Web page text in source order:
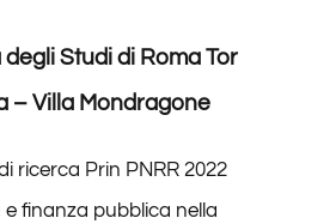
Studi di Roma Tor
– Villa Mondragone
ricerca Prin PNRR 2022
e finanza pubblica nella